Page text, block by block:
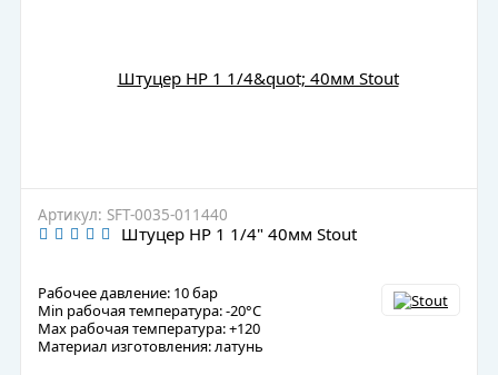
Артикул: SFT-0035-011440
Штуцер НР 1 1/4" 40мм Stout
Рабочее давление: 10 бар
Min рабочая температура: -20°C
Max рабочая температура: +120
Материал изготовления: латунь